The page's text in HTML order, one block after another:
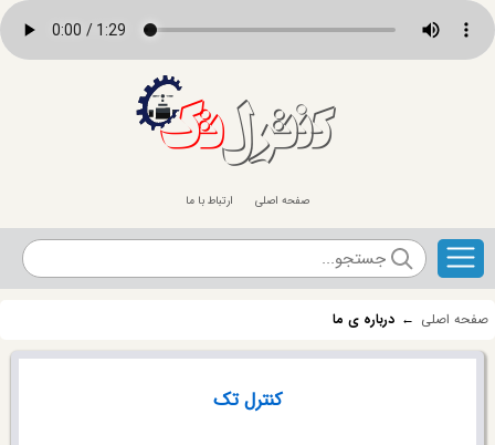
کنترلتک
صفحه اصلی ارتباط با ما
صفحه اصلی ← درباره ی ما
کنترل تک